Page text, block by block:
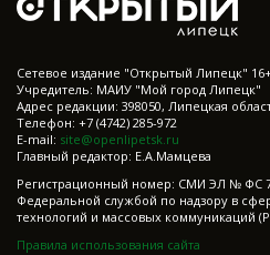
Cетевое издание "Открытый Липецк"
Учредитель: МАИУ "Мой город Липецк"
Адрес редакции: 398050, Липецкая
Телефон: +7 (4742) 285-972
E-mail: site@openlipetsk.ru
Главный редактор: Е.А.Мамцева
Регистрационный номер: СМИ ЭЛ № ФС
Федеральной службой по надзору в
технологий и массовых коммуникаций
Правила использования сайта